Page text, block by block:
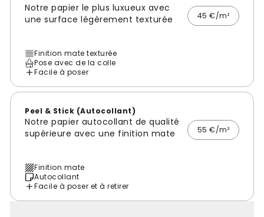
Notre papier le plus luxueux avec
une surface légèrement texturée
45 €/m²
Finition mate texturée
Pose avec de la colle
Facile à poser
Peel & Stick (Autocollant)
Notre papier autocollant de qualité
supérieure avec une finition mate
55 €/m²
Finition mate
Autocollant
Facile à poser et à retirer